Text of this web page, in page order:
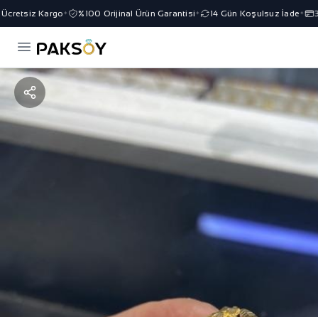
Kargo✦ %100 Orijinal Ürün Garantisi✦ 14 Gün Koşulsuz İade✦ 3